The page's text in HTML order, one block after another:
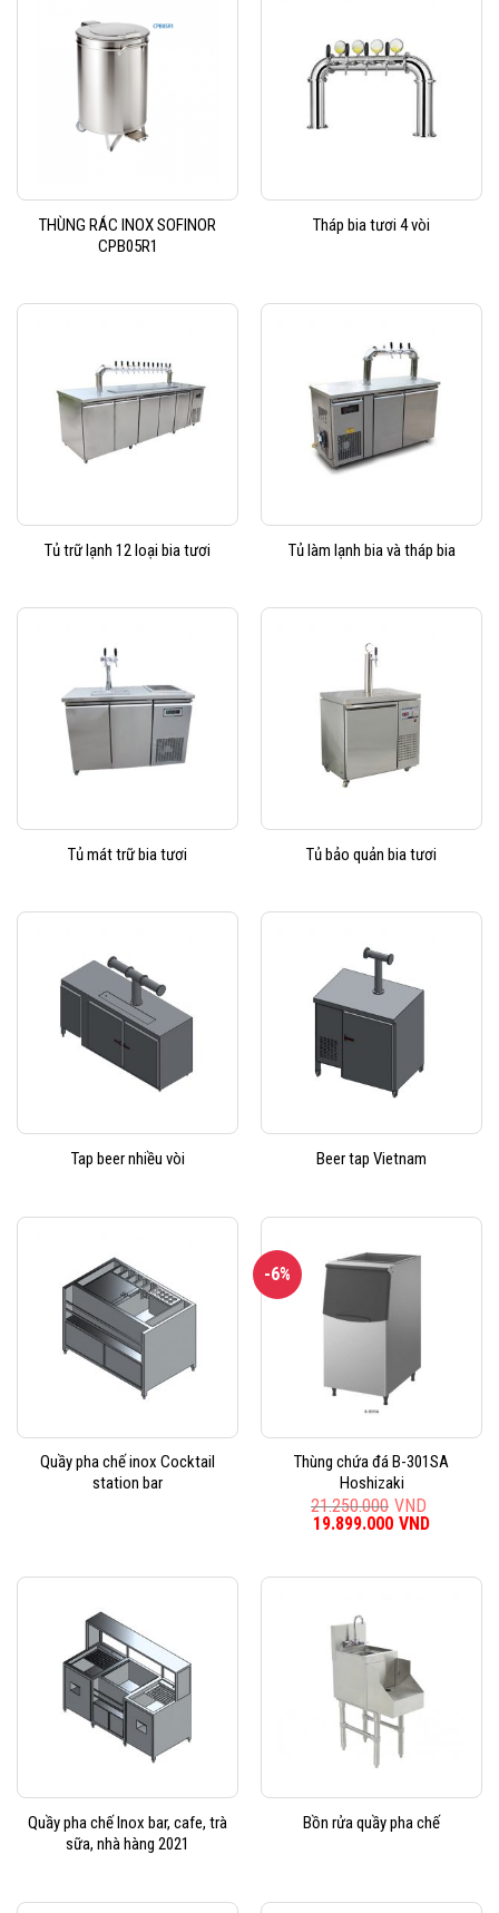
THÙNG RÁC INOX SOFINOR
CPB05R1
Tháp bia tươi 4 vòi
Tủ trữ lạnh 12 loại bia tươi Tủ làm lạnh bia và tháp bia
Tủ mát trữ bia tươi Tủ bảo quản bia tươi
Tap beer nhiều vòi Beer tap Vietnam
Quầy pha chế inox Cocktail
station bar
-6%
Thùng chứa đá B-301SA
Hoshizaki
21.250.000 VND
Giá
21.250.000VND.
19.899.000 VND
là:
Quầy pha chế Inox bar, cafe, trà
sữa, nhà hàng 2021
Bồn rửa quầy pha chế